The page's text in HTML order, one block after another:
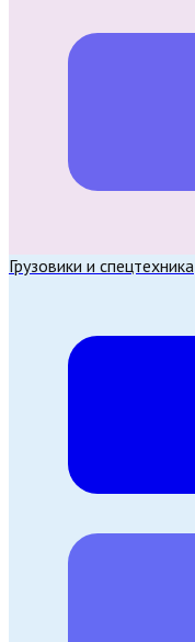
Грузовики и спецтехника